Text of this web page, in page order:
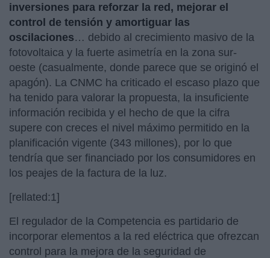
inversiones para reforzar la red, mejorar el
control de tensión y amortiguar las
oscilaciones… debido al crecimiento masivo de la
fotovoltaica y la fuerte asimetría en la zona sur-
oeste (casualmente, donde parece que se originó el
apagón). La CNMC ha criticado el escaso plazo que
ha tenido para valorar la propuesta, la insuficiente
información recibida y el hecho de que la cifra
supere con creces el nivel máximo permitido en la
planificación vigente (343 millones), por lo que
tendría que ser financiado por los consumidores en
los peajes de la factura de la luz.
[rellated:1]
El regulador de la Competencia es partidario de
incorporar elementos a la red eléctrica que ofrezcan
control para la mejora de la seguridad de